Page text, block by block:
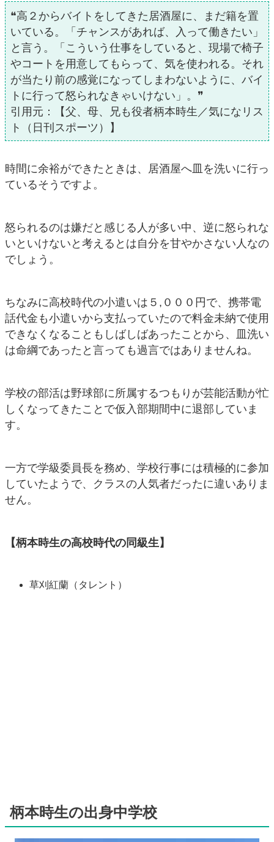
❝高２からバイトをしてきた居酒屋に、まだ籍を置
いている。「チャンスがあれば、入って働きたい」
と言う。「こういう仕事をしていると、現場で椅子
やコートを用意してもらって、気を使われる。それ
が当たり前の感覚になってしまわないように、バイ
トに行って怒られなきゃいけない」。❞
引用元：【父、母、兄も役者柄本時生／気になリス
ト（日刊スポーツ）】
時間に余裕ができたときは、居酒屋へ皿を洗いに行っ
ているそうですよ。
怒られるのは嫌だと感じる人が多い中、逆に怒られな
いといけないと考えるとは自分を甘やかさない人なの
でしょう。
ちなみに高校時代の小遣いは５,０００円で、携帯電
話代金も小遣いから支払っていたので料金未納で使用
できなくなることもしばしばあったことから、皿洗い
は命綱であったと言っても過言ではありませんね。
学校の部活は野球部に所属するつもりが芸能活動が忙
しくなってきたことで仮入部期間中に退部していま
す。
一方で学級委員長を務め、学校行事には積極的に参加
していたようで、クラスの人気者だったに違いありま
せん。
【柄本時生の高校時代の同級生】
草刈紅蘭（タレント）
柄本時生の出身中学校